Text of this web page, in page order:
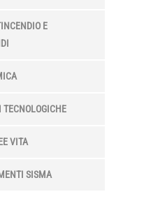
E
TECNOLOGICHE
VITA
SISMA